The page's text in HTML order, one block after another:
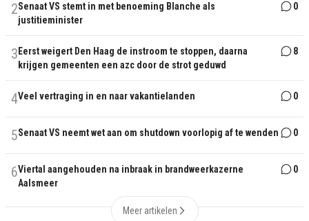
2Senaat VS stemt in met benoeming Blanche als
justitieminister
0
3 Eerst weigert Den Haag de instroom te stoppen, daarna
krijgen gemeenten een azc door de strot geduwd
8
4Veel vertraging in en naar vakantielanden 0
5Senaat VS neemt wet aan om shutdown voorlopig af te wenden 0
6Viertal aangehouden na inbraak in brandweerkazerne
Aalsmeer
0
Meer artikelen